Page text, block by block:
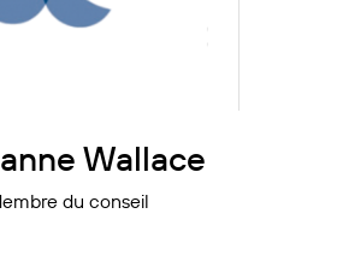
Wallace
du conseil